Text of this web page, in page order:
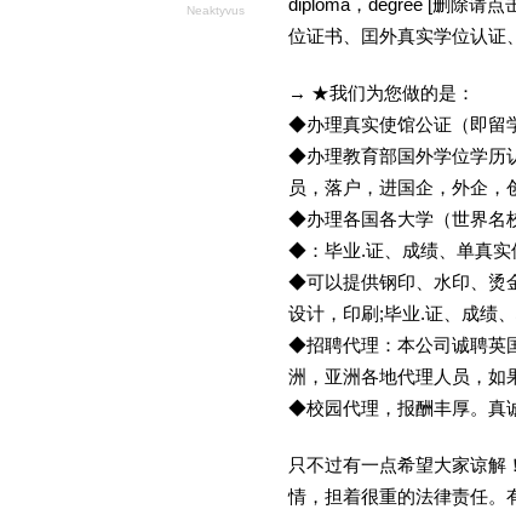
Neaktyvus
diploma，degree [删除请
位证书、囯外真实学位认证
→ ★我们为您做的是：
◆办理真实使馆公证（即留
◆办理教育部国外学位学历
员，落户，进国企，外企
◆办理各国各大学（世界名
◆：毕业.证、成绩、单真实
◆可以提供钢印、水印、烫
设计，印刷;毕业.证、成绩
◆招聘代理：本公司诚聘英
洲，亚洲各地代理人员，如
◆校园代理，报酬丰厚。真
只不过有一点希望大家谅
情，担着很重的法律责任。